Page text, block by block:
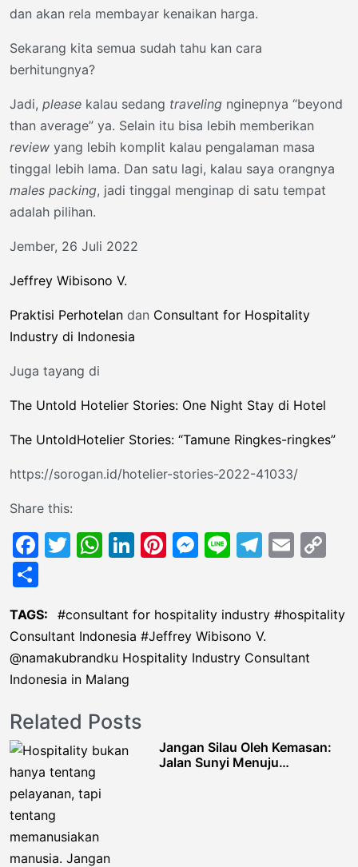
dan akan rela membayar kenaikan harga.
Sekarang kita semua sudah tahu kan cara
berhitungnya?
Jadi, please kalau sedang traveling nginepnya “beyond
than average” ya. Selain itu bisa lebih memberikan
review yang lebih komplit kalau pengalaman masa
tinggal lebih lama. Dan satu lagi, kalau saya orangnya
males packing, jadi tinggal menginap di satu tempat
adalah pilihan.
Jember, 26 Juli 2022
Jeffrey Wibisono V.
Praktisi Perhotelan dan Consultant for Hospitality
Industry di Indonesia
Juga tayang di
The Untold Hotelier Stories: One Night Stay di Hotel
The UntoldHotelier Stories: “Tamune Ringkes-ringkes”
https://sorogan.id/hotelier-stories-2022-41033/
Share this:
Facebook
Twitter
WhatsApp
LinkedIn
Pinterest
Messenger
Line Email
TAGS: consultant for hospitality industry
hospitality
Consultant Indonesia
Jeffrey Wibisono V.
@namakubrandku Hospitality Industry Consultant
Indonesia in Malang
Related Posts
Jangan Silau Oleh Kemasan:
Jalan Sunyi Menuju